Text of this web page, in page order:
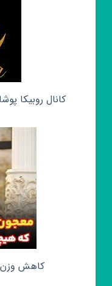
کانال روبیکا
کاهش وزن